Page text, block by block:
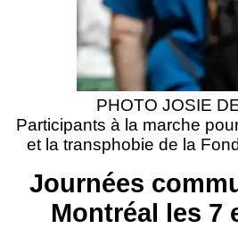
PHOTO JOSIE
Participants à la marche
et la transphobie de la
Journées
Montréal les 7